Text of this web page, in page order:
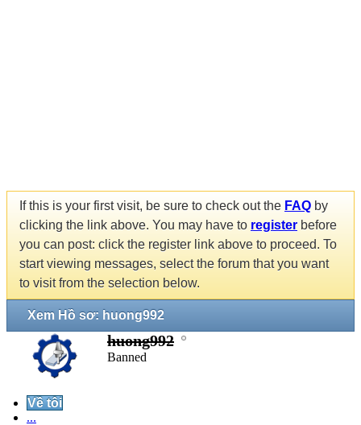
If this is your first visit, be sure to check out the FAQ by
clicking the link above. You may have to register before
you can post: click the register link above to proceed. To
start viewing messages, select the forum that you want
to visit from the selection below.
Xem Hồ sơ: huong992
huong992
Banned
Về tôi
...